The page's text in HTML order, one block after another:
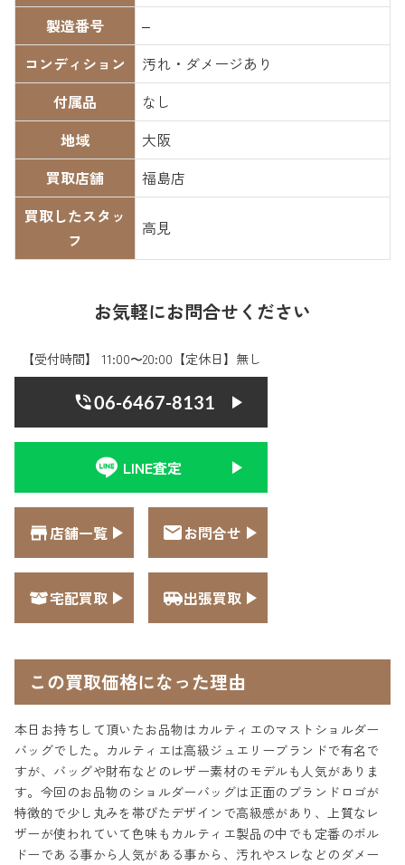
製造番号
–
コンディション
汚れ・ダメージあり
付属品
なし
地域
大阪
買取店舗
福島店
買取したスタッ
フ
高見
お気軽にお問合せください
【受付時間】 11:00〜20:00【定休日】無し
06-6467-8131
LINE査定
店舗一覧 お問合せ
宅配買取 出張買取
この買取価格になった理由
本日お持ちして頂いたお品物はカルティエのマストショルダー
バッグでした。カルティエは高級ジュエリーブランドで有名で
すが、バッグや財布などのレザー素材のモデルも人気がありま
す。今回のお品物のショルダーバッグは正面のブランドロゴが
特徴的で少し丸みを帯びたデザインで高級感があり、上質なレ
ザーが使われていて色味もカルティエ製品の中でも定番のボル
ドーである事から人気がある事から、汚れやスレなどのダメー